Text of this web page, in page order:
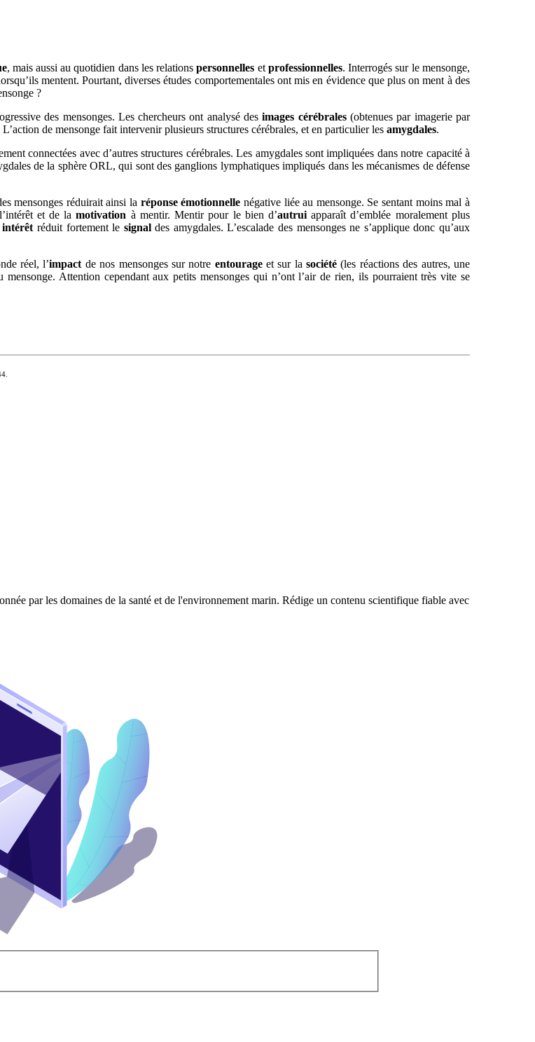
, mais aussi au quotidien dans les relationspersonnelles et professionnelles. Interrogés sur le mensonge,
mentent. Pourtant, diverses études comportementales ont mis en évidence que plus on ment à des
?
des mensonges. Les chercheurs ont analysé desimages cérébrales(obtenues par imagerie par
de mensonge fait intervenir plusieurs structures cérébrales, et en particulier les amygdales.
connectées avec d’autres structures cérébrales. Les amygdales sont impliquées dans notre capacité à
de la sphère ORL, qui sont des ganglions lymphatiques impliqués dans les mécanismes de défense
mensonges réduirait ainsi la réponse émotionnelle négative liée au mensonge. Se sentant moins mal à
et de lamotivation à mentir. Mentir pour le bien d’autrui apparaît d’emblée moralement plus
intérêtréduit fortement le signaldes amygdales. L’escalade des mensonges ne s’applique donc qu’aux
réel, l’impact de nos mensonges sur notre entourageet sur lasociété (les réactions des autres, une
Attention cependant aux petits mensonges qui n’ont l’air de rien, ils pourraient très vite se
par les domaines de la santé et de l'environnement marin. Rédige un contenu scientifique fiable avec